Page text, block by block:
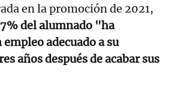
en la promoción de 2021,
del alumnado "ha
adecuado a su
años después de acabar sus